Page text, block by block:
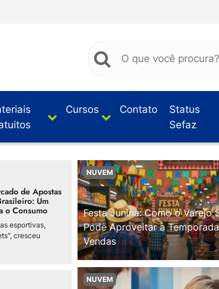
Cursos Contato
Status
Sefaz
de Apostas
Um
o Consumo
esportivas,
cresceu
NUVEM
Festa Junina: Como o Varejo
Pode Aproveitar a
Vendas
NUVEM